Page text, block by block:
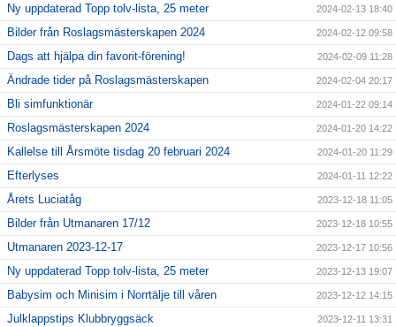
Ny uppdaterad Topp tolv-lista, 25 meter 2024-02-13 18:40
Bilder från Roslagsmästerskapen 2024 2024-02-12 09:58
Dags att hjälpa din favorit-förening! 2024-02-09 11:28
Ändrade tider på Roslagsmästerskapen 2024-02-04 20:17
Bli simfunktionär 2024-01-22 09:14
Roslagsmästerskapen 2024 2024-01-20 14:22
Kallelse till Årsmöte tisdag 20 februari 2024 2024-01-20 11:29
Efterlyses 2024-01-11 12:22
Årets Luciatåg 2023-12-18 11:05
Bilder från Utmanaren 17/12 2023-12-18 10:55
Utmanaren 2023-12-17 2023-12-17 10:56
Ny uppdaterad Topp tolv-lista, 25 meter 2023-12-13 19:07
Babysim och Minisim i Norrtälje till våren 2023-12-12 14:15
Julklappstips Klubbryggsäck 2023-12-11 13:31